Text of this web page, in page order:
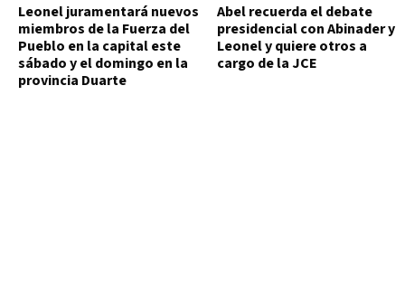
Leonel juramentará nuevos
miembros de la Fuerza del
Pueblo en la capital este
sábado y el domingo en la
provincia Duarte
Abel recuerda el debate
presidencial con Abinader y
Leonel y quiere otros a
cargo de la JCE